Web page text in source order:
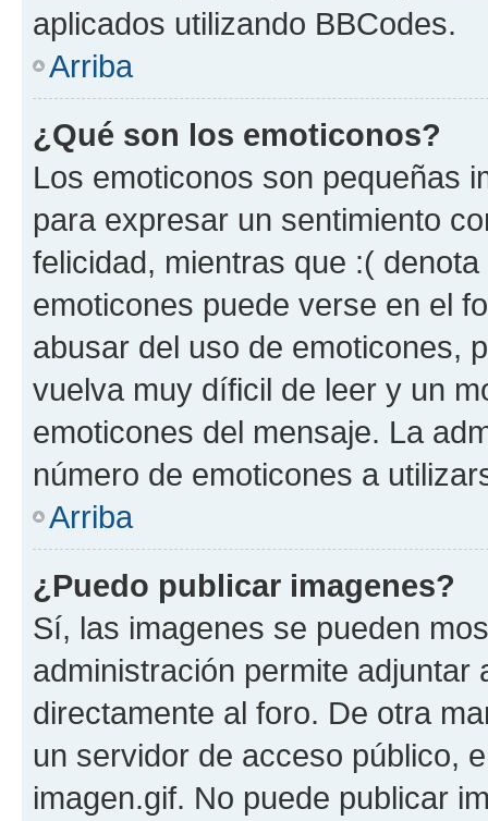
aplicados utilizando BBCodes.
Arriba
¿Qué son los emoticonos?
Los emoticonos son pequeñas
para expresar un sentimiento
felicidad, mientras que :(
emoticones puede verse en el
abusar del uso de emoticones,
vuelva muy díficil de leer y un
emoticones del mensaje. La
número de emoticones a
Arriba
¿Puedo publicar imagenes?
Sí, las imagenes se pueden
administración permite
directamente al foro. De otra
un servidor de acceso público,
imagen.gif. No puede publicar